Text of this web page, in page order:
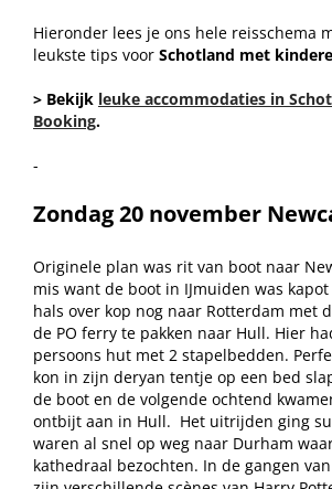
Hieronder lees je ons hele reisschema
leukste tips voor Schotland met
> Bekijk leuke accommodaties in
Booking.
-
Zondag 20 november
Originele plan was rit van boot naar
mis want de boot in IJmuiden was
hals over kop nog naar Rotterdam met
de PO ferry te pakken naar Hull. Hier
persoons hut met 2 stapelbedden.
kon in zijn deryan tentje op een bed
de boot en de volgende ochtend
ontbijt aan in Hull. Het uitrijden ging
waren al snel op weg naar Durham
kathedraal bezochten. In de gangen